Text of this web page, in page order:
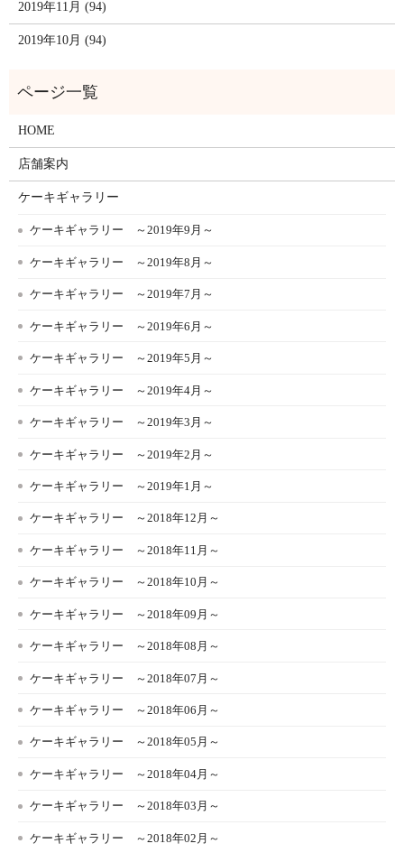
2019年11月 (94)
2019年10月 (94)
HOME
店舗案内
ケーキギャラリー
ケーキギャラリー ～2019年9月～
ケーキギャラリー ～2019年8月～
ケーキギャラリー ～2019年7月～
ケーキギャラリー ～2019年6月～
ケーキギャラリー ～2019年5月～
ケーキギャラリー ～2019年4月～
ケーキギャラリー ～2019年3月～
ケーキギャラリー ～2019年2月～
ケーキギャラリー ～2019年1月～
ケーキギャラリー ～2018年12月～
ケーキギャラリー ～2018年11月～
ケーキギャラリー ～2018年10月～
ケーキギャラリー ～2018年09月～
ケーキギャラリー ～2018年08月～
ケーキギャラリー ～2018年07月～
ケーキギャラリー ～2018年06月～
ケーキギャラリー ～2018年05月～
ケーキギャラリー ～2018年04月～
ケーキギャラリー ～2018年03月～
ケーキギャラリー ～2018年02月～